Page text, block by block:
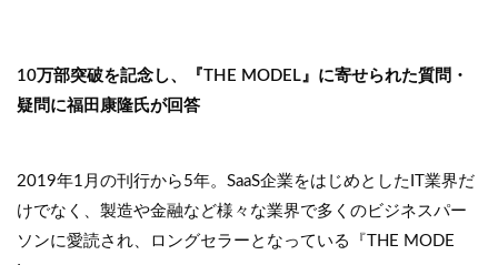
10万部突破を記念し、『THE MODEL』に寄せられた質問・
疑問に福田康隆氏が回答
2019年1月の刊行から5年。SaaS企業をはじめとしたIT業界だ
けでなく、製造や金融など様々な業界で多くのビジネスパー
ソンに愛読され、ロングセラーとなっている『THE MODE